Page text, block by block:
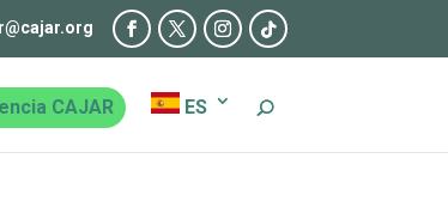
CAJAR ES